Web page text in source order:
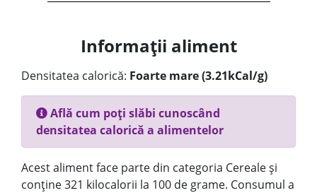
Informații aliment
Densitatea calorică: Foarte mare (3.21kCal/g)
Află cum poți slăbi cunoscând
densitatea calorică a alimentelor
Acest aliment face parte din categoria Cereale și
conține 321 kilocalorii la 100 de grame. Consumul a